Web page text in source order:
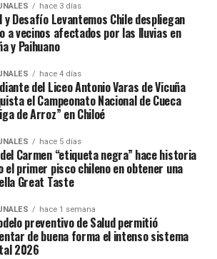
hace 3 días
y Desafío Levantemos Chile despliegan
a vecinos afectados por las lluvias en
y Paihuano
hace 4 días
del Liceo Antonio Varas de Vicuña
el Campeonato Nacional de Cueca
de Arroz” en Chiloé
hace 5 días
Carmen “etiqueta negra” hace historia
el primer pisco chileno en obtener una
Great Taste
hace 1 semana
preventivo de Salud permitió
de buena forma el intenso sistema
2026